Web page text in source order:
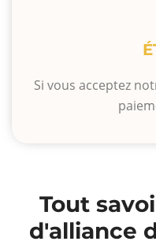
Si vous acceptez
Tout
d'alliance